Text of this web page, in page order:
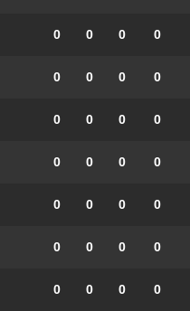
0 0 0 0
0 0 0 0
0 0 0 0
0 0 0 0
0 0 0 0
0 0 0 0
0 0 0 0